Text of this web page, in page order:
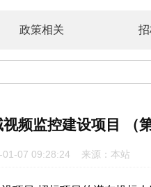
政策相关
频监控建设项目 （
01-07 09:28:24 来源：本站